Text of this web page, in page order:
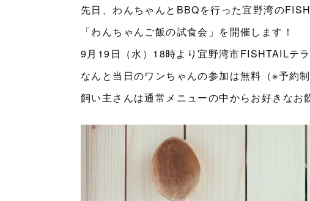
先日、わんちゃんとBBQを行った宜野湾の
「わんちゃんご飯の試食会」を開催します！
9月19日（水）18時より宜野湾市FISHTAILテラ
なんと当日のワンちゃんの参加は無料（※予約
飼い主さんは通常メニューの中からお好きなお